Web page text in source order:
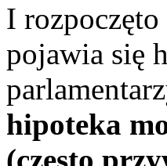
I rozpoczęto
pojawia się
hipoteka
(często